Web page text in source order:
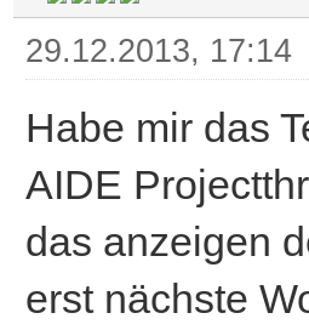
29.12.2013, 17:14
Habe mir das
AIDE
das anzeigen
erst nächste